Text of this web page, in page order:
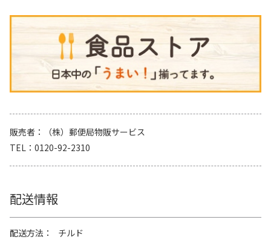
販売者
（株）郵便局物販サービス
TEL
0120-92-2310
配送情報
配送方法
チルド